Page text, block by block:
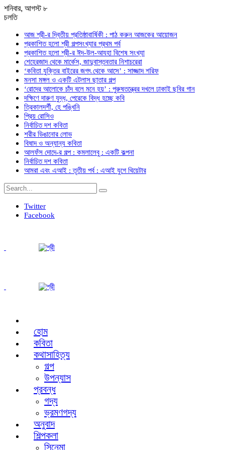
শনিবার, আগস্ট ৮
চলতি
আজ শ্রী-র দ্বিতীয় প্রতিষ্ঠাবার্ষিকী : পাঠ করুন আজকের আয়োজন
প্রকাশিত হলো শ্রী গল্পসংখ্যার প্রথম পর্ব
প্রকাশিত হলো শ্রী-র ঈদ-উল-আযহা বিশেষ সংখ্যা
শেহেরজাদ থেকে মার্কেস, জাদুবাস্তবতার নিশাচরেরা
‘কবিতা যুক্তির বাইরের জগৎ থেকে আসে’ : সাজ্জাদ শরিফ
মনসা মঙ্গল ও একটি এটলাস ছাতার গল্প
‘রোদের আলোকে চাঁদ বলে মনে হয়’ : পুরুষতন্ত্রের দখলে ঢাকাই ছবির গান
দক্ষিণে দারুণ যুদ্ধ, পেরেকে বিদ্ধ হচ্ছে কবি
ত্রিকালদর্শী, হে পঙ্খিনি
প্রিয় রোসিও
নির্বাচিত দশ কবিতা
শরীর ডিঙানোর লোভ
বিষাদ ও অন্যান্য কবিতা
আলফঁস দোদে-র গল্প : কমলালেবু : একটি কল্পনা
নির্বাচিত দশ কবিতা
আমরা এবং এআই : তৃতীয় পর্ব : এআই যুগে থিয়েটার
Twitter
Facebook
হোম
কবিতা
কথাসাহিত্য
গল্প
উপন্যাস
প্রবন্ধ
গদ্য
ভ্রমণগদ্য
অনুবাদ
শিল্পকলা
সিনেমা